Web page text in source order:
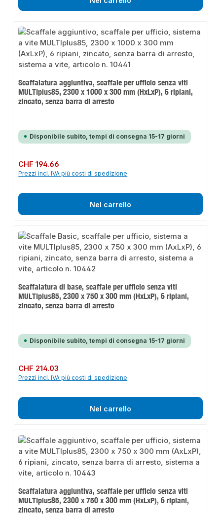
Scaffalatura aggiuntiva, scaffale per ufficio senza viti
MULTIplus85, 2300 x 1000 x 300 mm (HxLxP), 6 ripiani,
zincato, senza barra di arresto
Disponibile subito, tempi di consegna 15-17 giorni
Prezzo normale:
CHF 194.66
Prezzi incl. IVA più costi di spedizione
Nel carrello
Scaffalatura di base, scaffale per ufficio senza viti
MULTIplus85, 2300 x 750 x 300 mm (HxLxP), 6 ripiani,
zincato, senza barra di arresto
Disponibile subito, tempi di consegna 15-17 giorni
Prezzo normale:
CHF 214.03
Prezzi incl. IVA più costi di spedizione
Nel carrello
Scaffalatura aggiuntiva, scaffale per ufficio senza viti
MULTIplus85, 2300 x 750 x 300 mm (HxLxP), 6 ripiani,
zincato, senza barra di arresto